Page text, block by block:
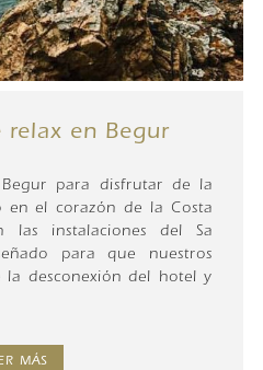
relax en Begur
para disfrutar de la
en el corazón de la Costa
las instalaciones del Sa
para que nuestros
la desconexión del hotel y
MÁS